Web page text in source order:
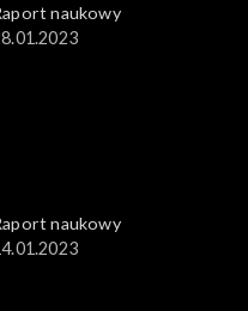
naukowy
naukowy